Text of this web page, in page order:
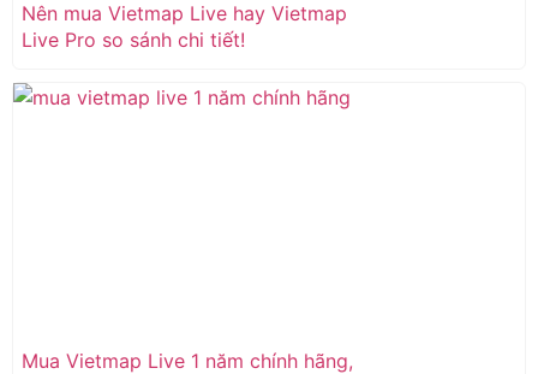
Nên mua Vietmap Live hay Vietmap
Live Pro so sánh chi tiết!
Mua Vietmap Live 1 năm chính hãng,